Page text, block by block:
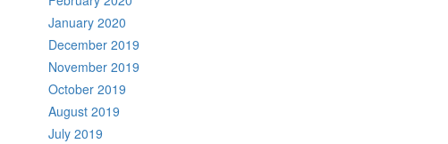
January 2020
December 2019
November 2019
October 2019
August 2019
July 2019